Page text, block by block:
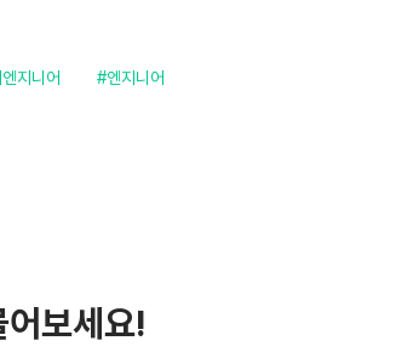
지니어
#엔지니어
보세요!